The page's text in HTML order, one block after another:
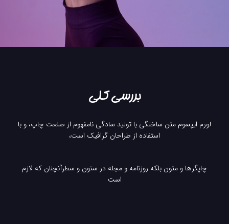
بررسی کلی
لورم ایپسوم متن ساختگی با تولید سادگی نامفهوم از صنعت چاپ، و با
استفاده از طراحان گرافیک است،
چاپگرها و متون بلکه روزنامه و مجله در ستون و سطرآنچنان که لازم
است